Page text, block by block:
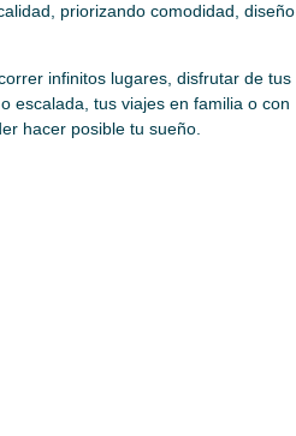
priorizando comodidad, diseño
infinitos lugares, disfrutar de tus
escalada, tus viajes en familia o con
hacer posible tu sueño.